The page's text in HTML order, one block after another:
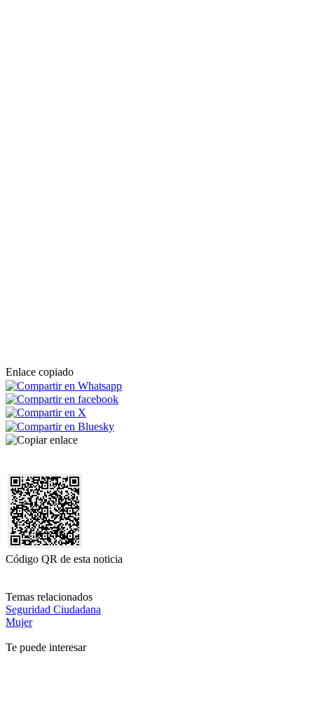
Enlace copiado
Código QR de esta noticia
Temas relacionados
Seguridad Ciudadana
Mujer
Te puede interesar